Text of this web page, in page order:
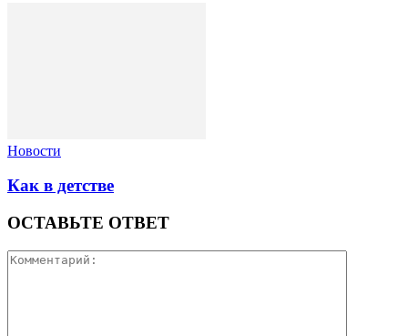
Новости
Как в детстве
ОСТАВЬТЕ ОТВЕТ